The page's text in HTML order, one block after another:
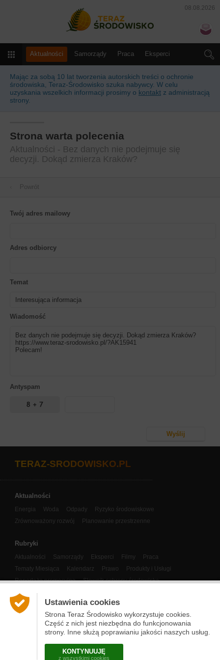
Ustawienia cookies
Strona Teraz Środowisko wykorzystuje cookies.
Część z nich jest niezbędna do funkcjonowania
strony. Inne służą poprawianiu jakości naszych usług.
KONTYNUUJĘ
z wszystkimi cookies
08.08.2026
Teraz Środowisko
Aktualności Samorządy Praca Eksperci
Słownik Kalendarz Prawo Produkty i usługi
Menu
Mając za sobą 10 lat tworzenia autorskich treści o ochronie
środowiska, Teraz-Środowisko szuka nabywcy. W celu
uzyskania wszelkich informacji prosimy o kontakt z administracją
strony.
Strona warta polecenia
Aktualności - Bez danych nie podejmuje się
decyzji. Dokąd zmierza Kraków?
Powrót
Twój adres mailowy
Adres odbiorcy
Temat
Wiadomość
Antyspam
TERAZ-SRODOWISKO.PL
Aktualności
Energia Woda Odpady
Ryzyko środowiskowe
Zrównoważony rozwój
Planowanie przestrzenne
Rubryki
Aktualności Samorządy Eksperci Filmy
Praca
Tematy Miesiąca
Kalendarz Prawo
Produkty i Usługi
Reportaże promocyjne
Słownik ochrony środowiska
Panorama Klastrów Energii
Nasze publikacje
Narzędzia
O nas i kontakt
Regulamin
Actu-Environnement.com